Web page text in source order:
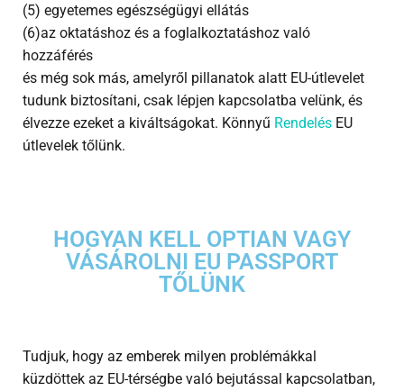
(5) egyetemes egészségügyi ellátás
(6)az oktatáshoz és a foglalkoztatáshoz való
hozzáférés
és még sok más, amelyről pillanatok alatt EU-útlevelet
tudunk biztosítani, csak lépjen kapcsolatba velünk, és
élvezze ezeket a kiváltságokat. Könnyű Rendelés EU
útlevelek tőlünk.
HOGYAN KELL OPTIAN VAGY
VÁSÁROLNI EU PASSPORT
TŐLÜNK
Tudjuk, hogy az emberek milyen problémákkal
küzdöttek az EU-térségbe való bejutással kapcsolatban,